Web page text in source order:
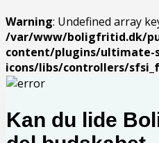
Warning: Undefined array
/var/www/boligfritid.dk/
content/plugins/ultimate-
icons/libs/controllers/
Kan du lide